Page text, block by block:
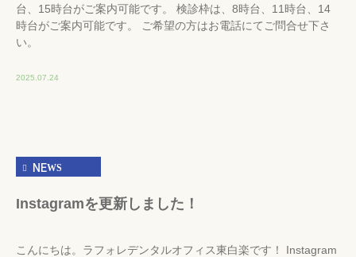
台、15時台がご案内可能です。 検診枠は、8時台、11時台、14
時台がご案内可能です。 ご希望の方はお電話にてご問合せ下さ
い。
2025.07.24
NEWS
Instagramを更新しました！
こんにちは。ラフォレデンタルオフィス東白楽です！ Instagram